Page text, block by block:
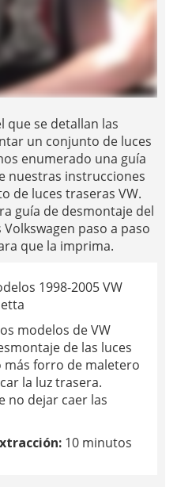
que se detallan las
un conjunto de luces
enumerado una guía
nuestras instrucciones
de luces traseras VW.
guía de desmontaje del
paso a paso
que la imprima.
1998-2005 VW
modelos de VW
de las luces
forro de maletero
la luz trasera.
no dejar caer las
10 minutos